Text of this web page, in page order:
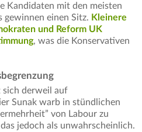
Kandidaten mit den meisten
gewinnen einen Sitz. Kleinere
und Reform UK
, was die Konservativen
sich derweil auf
Sunak warb in stündlichen
von Labour zu
jedoch als unwahrscheinlich.